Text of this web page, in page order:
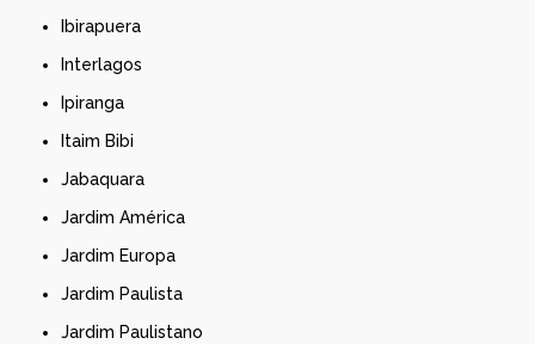
Ibirapuera
Interlagos
Ipiranga
Itaim Bibi
Jabaquara
Jardim América
Jardim Europa
Jardim Paulista
Jardim Paulistano